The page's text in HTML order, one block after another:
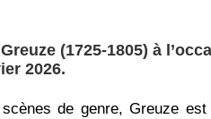
(1725-1805) à
2026.
de genre, Greuze